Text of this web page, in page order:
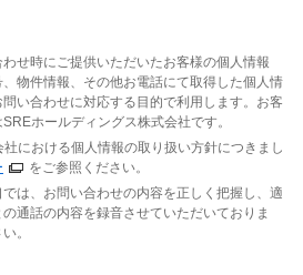
せ時にご提供いただいたお客様の個人情報
、物件情報、その他お電話にて取得した個人情
い合わせに対応する目的で利用します。お客
ホールディングス株式会社です。
における個人情報の取り扱い方針につきまし
をご参照ください。
は、お問い合わせの内容を正しく把握し、適
通話の内容を録音させていただいておりま
。